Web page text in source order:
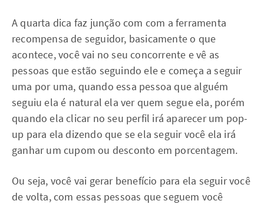
A quarta dica faz junção com com a ferramenta
recompensa de seguidor, basicamente o que
acontece, você vai no seu concorrente e vê as
pessoas que estão seguindo ele e começa a seguir
uma por uma, quando essa pessoa que alguém
seguiu ela é natural ela ver quem segue ela, porém
quando ela clicar no seu perfil irá aparecer um pop-
up para ela dizendo que se ela seguir você ela irá
ganhar um cupom ou desconto em porcentagem.
Ou seja, você vai gerar benefício para ela seguir você
de volta, com essas pessoas que seguem você